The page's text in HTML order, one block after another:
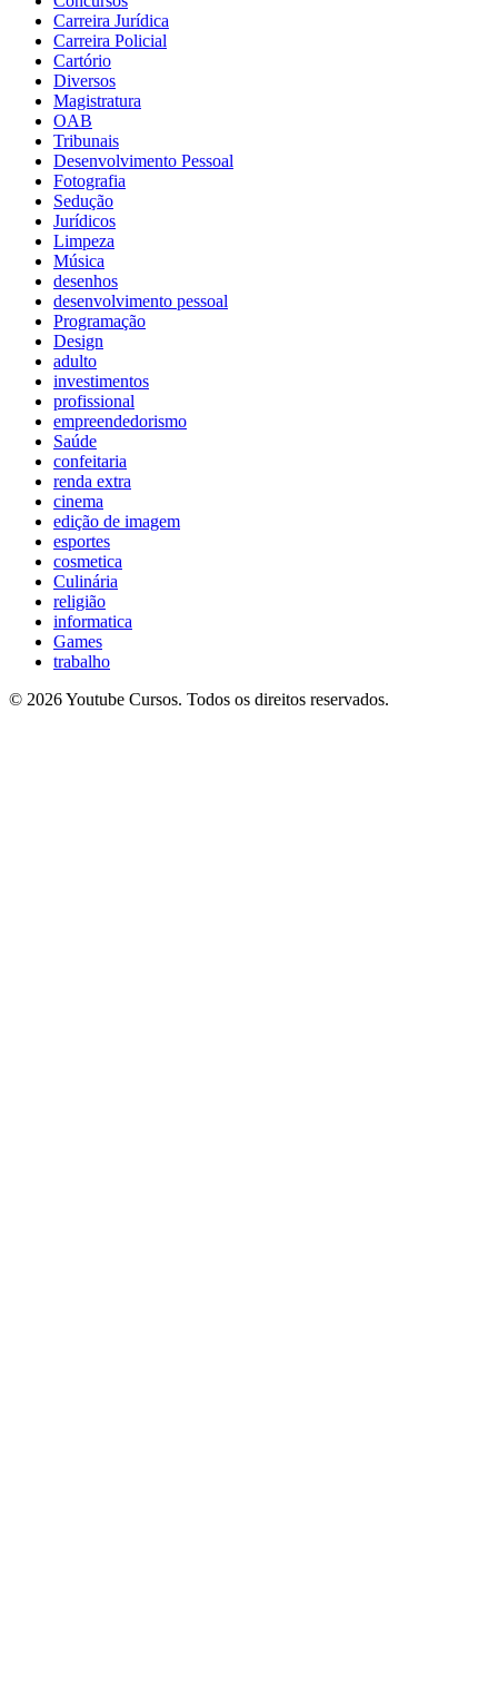
Carreira Jurídica
Carreira Policial
Cartório
Diversos
Magistratura
OAB
Tribunais
Desenvolvimento Pessoal
Fotografia
Sedução
Jurídicos
Limpeza
Música
desenhos
desenvolvimento pessoal
Programação
Design
adulto
investimentos
profissional
empreendedorismo
Saúde
confeitaria
renda extra
cinema
edição de imagem
esportes
cosmetica
Culinária
religião
informatica
Games
trabalho
© 2026 Youtube Cursos. Todos os direitos reservados.